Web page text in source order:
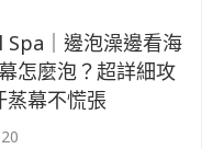
Spa｜邊泡澡邊看海
怎麼泡？超詳細攻
蒸幕不慌張